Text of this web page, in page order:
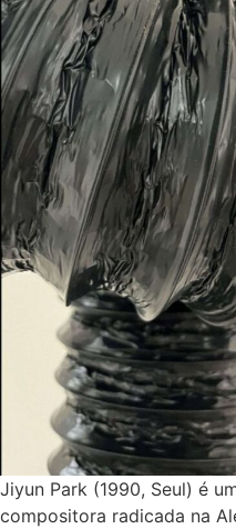
Jiyun Park (1990, Seul) é
compositora radicada na